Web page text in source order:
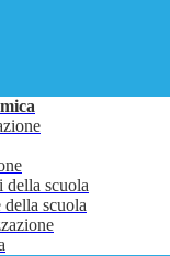
della scuola
della scuola